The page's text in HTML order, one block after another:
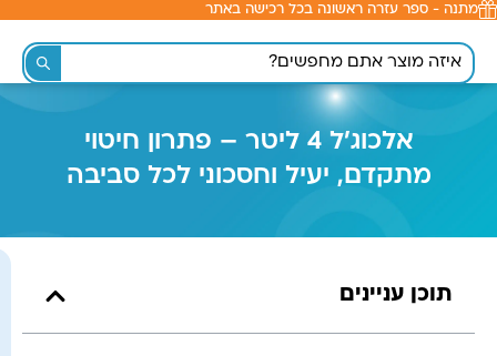
לתוכן
מתנה - ספר עזרה ראשונה בכל רכישה באתר
אלכוג'ל 4 ליטר – פתרון חיטוי
מתקדם, יעיל וחסכוני לכל סביבה
תוכן עניינים